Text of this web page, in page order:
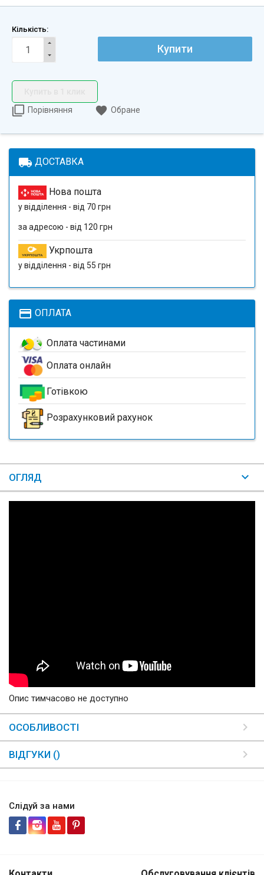
Кількість:
Купити
Порівняння
Обране
local_shipping ДОСТАВКА
Нова пошта
у відділення - від 70 грн
за адресою - від 120 грн
Укрпошта
у відділення - від 55 грн
payment ОПЛАТА
Оплата частинами
Оплата онлайн
Готівкою
Розрахунковий рахунок
ОГЛЯД
Опис тимчасово не доступно
ОСОБЛИВОСТІ
ВІДГУКИ ()
Слідуй за нами